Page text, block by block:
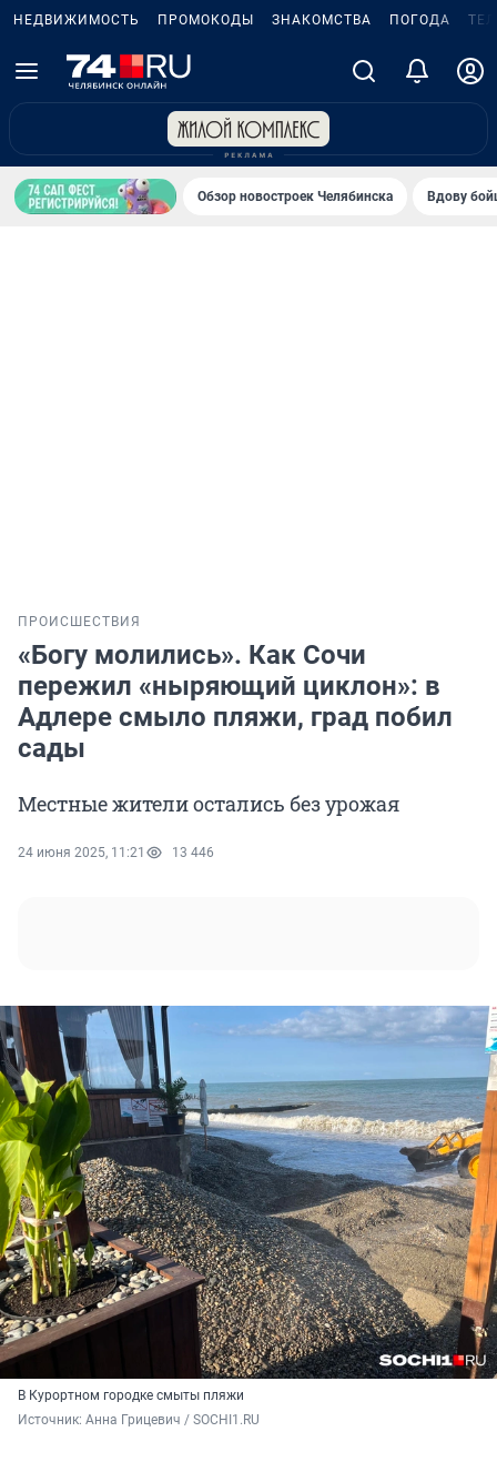
НЕДВИЖИМОСТЬ ПРОМОКОДЫ ЗНАКОМСТВА ПОГОДА
Обзор новостроек Челябинска Вдову
ПРОИСШЕСТВИЯ
«Богу молились». Как Сочи
пережил «ныряющий циклон»: в
Адлере смыло пляжи, град побил
сады
Местные жители остались без урожая
24 июня 2025, 11:21 13 446
В Курортном городке смыты пляжи
Источник: Анна Грицевич / SOCHI1.RU